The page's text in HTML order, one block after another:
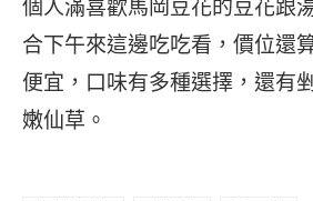
個人滿喜歡馬岡豆花的豆花跟
合下午來這邊吃吃看，價位還
便宜，口味有多種選擇，還有
嫩仙草。